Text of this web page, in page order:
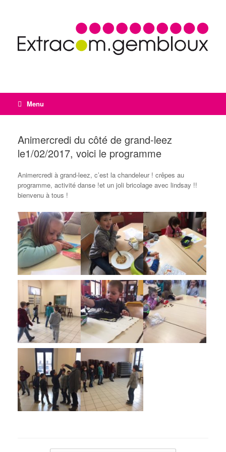
Menu
Animercredi du côté de grand-leez
le1/02/2017, voici le programme
Animercredi à grand-leez, c’est la chandeleur ! crêpes au
programme, activité danse !et un joli bricolage avec lindsay !!
bienvenu à tous !